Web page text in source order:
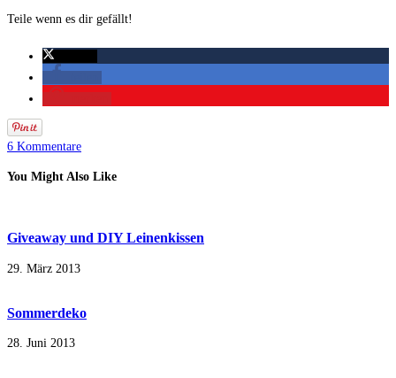
Teile wenn es dir gefällt!
6 Kommentare
You Might Also Like
Giveaway und DIY Leinenkissen
29. März 2013
Sommerdeko
28. Juni 2013